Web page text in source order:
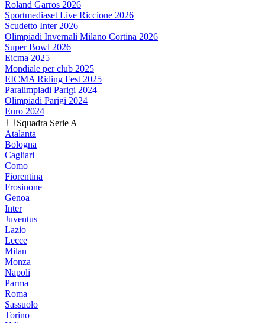
Roland Garros 2026
Sportmediaset Live Riccione 2026
Scudetto Inter 2026
Olimpiadi Invernali Milano Cortina 2026
Super Bowl 2026
Eicma 2025
Mondiale per club 2025
EICMA Riding Fest 2025
Paralimpiadi Parigi 2024
Olimpiadi Parigi 2024
Euro 2024
Squadra Serie A
Atalanta
Bologna
Cagliari
Como
Fiorentina
Frosinone
Genoa
Inter
Juventus
Lazio
Lecce
Milan
Monza
Napoli
Parma
Roma
Sassuolo
Torino